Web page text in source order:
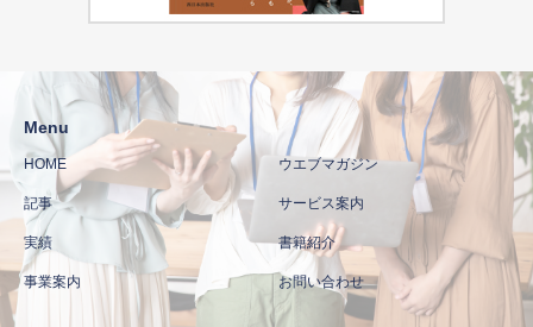
Menu
HOME ウエブマガジン
記事 サービス案内
実績 書籍紹介
事業案内 お問い合わせ